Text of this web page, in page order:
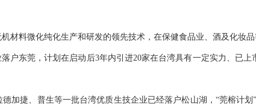
材料微化纯化生产和研发的领先技术，在保健食品业、酒及化妆
户东莞，计划在启动后3年内引进20家在台湾具有一定实力、已
加捷、普生等一批台湾优质生技企业已经落户松山湖，“莞榕计